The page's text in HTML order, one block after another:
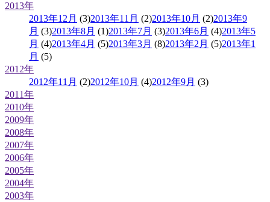
2013年
2013年12月 (3)2013年11月 (2)2013年10月 (2)2013年9
月 (3)2013年8月 (1)2013年7月 (3)2013年6月 (4)2013年5
月 (4)2013年4月 (5)2013年3月 (8)2013年2月 (5)2013年1
月 (5)
2012年
2012年11月 (2)2012年10月 (4)2012年9月 (3)
2011年
2010年
2009年
2008年
2007年
2006年
2005年
2004年
2003年